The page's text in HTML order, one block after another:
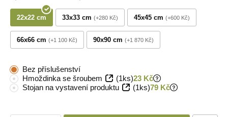
22x22 cm 33x33 cm +280 Kč 45x45 cm +600 Kč
66x66 cm +1 100 Kč 90x90 cm +1 870 Kč
Bez příslušenství
Hmoždinka se šroubem
(1ks)23 Kč
Stojan na vystavení produktu
(1ks)79 Kč